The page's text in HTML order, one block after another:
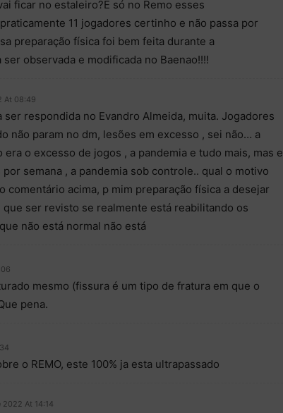
ficar no estaleiro?E só no Remo esses
11 jogadores certinho e não passa por
preparação física foi bem feita durante a
observada e modificada no Baenao!!!!
At 08:49
ser respondida no Evandro Almeida, muita. Jogadores
não param no dm, lesões em excesso , sei não… a
o excesso de jogos , a pandemia e tudo mais, mas e
por semana , a pandemia sob controle.. qual o motivo
comentário acima, p mim preparação física a desejar
ser revisto se realmente está reabilitando os
não está normal não está
mesmo (fissura é um tipo de fratura em que o
pena.
o REMO, este 100% ja esta ultrapassado
At 14:14